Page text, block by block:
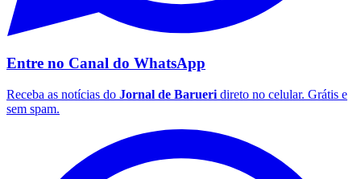
Entre no Canal do WhatsApp
Receba as notícias do Jornal de Barueri direto no celular. Grátis e
sem spam.